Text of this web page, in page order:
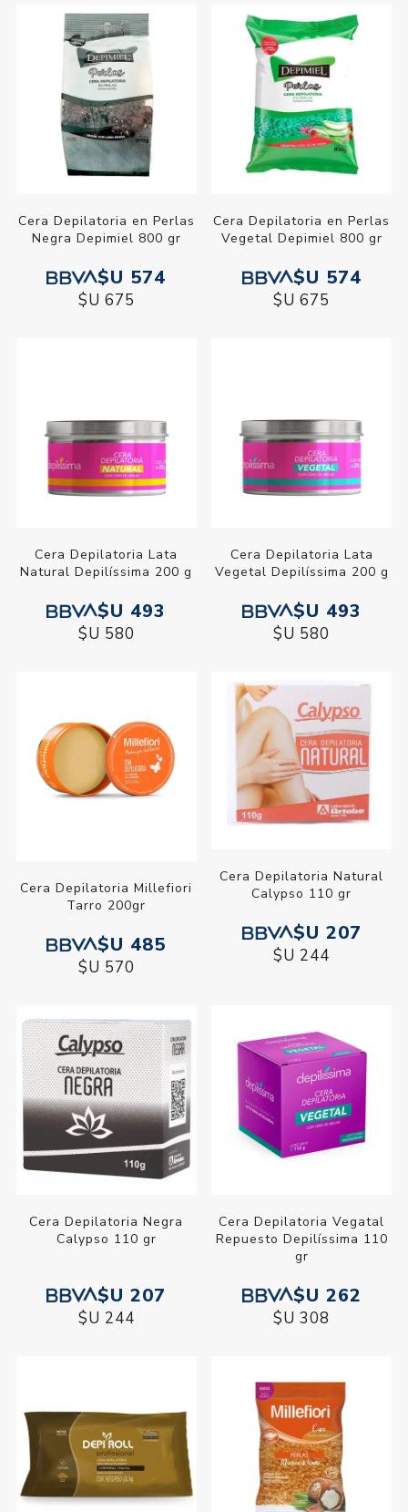
Cera Depilatoria en Perlas
Negra Depimiel 800 gr
$U 574
$U 675
Cera Depilatoria en Perlas
Vegetal Depimiel 800 gr
$U 574
$U 675
Cera Depilatoria Lata
Natural Depilíssima 200 g
$U 493
$U 580
Cera Depilatoria Lata
Vegetal Depilíssima 200 g
$U 493
$U 580
Cera Depilatoria Millefiori
Tarro 200gr
$U 485
$U 570
Cera Depilatoria Natural
Calypso 110 gr
$U 207
$U 244
Cera Depilatoria Negra
Calypso 110 gr
$U 207
$U 244
Cera Depilatoria Vegatal
Repuesto Depilíssima 110
gr
$U 262
$U 308